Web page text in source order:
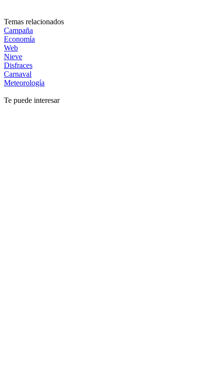
Temas relacionados
Campaña
Economía
Web
Nieve
Disfraces
Carnaval
Meteorología
Te puede interesar